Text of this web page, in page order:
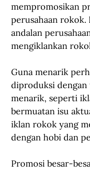
mempromosikan
perusahaan rokok.
andalan
mengiklankan
Guna menarik
diproduksi
menarik, seperti
bermuatan isu
iklan rokok yang
dengan hobi dan
Promosi besar-